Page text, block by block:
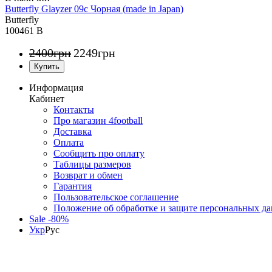
Butterfly Glayzer 09c Чорная (made in Japan)
Butterfly
100461 B
2400грн2249грн
Информация
Кабинет
Контакты
Про магазин 4football
Доставка
Оплата
Сообщить про оплату
Таблицы размеров
Возврат и обмен
Гарантия
Пользовательское соглашение
Положение об обработке и защите персональных
Sale -80%
УкрРус